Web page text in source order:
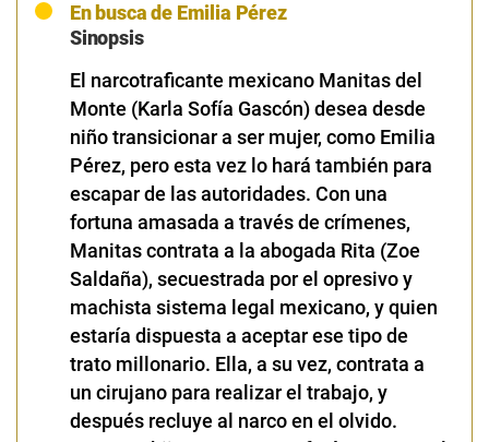
En busca de Emilia Pérez
Sinopsis
El narcotraficante mexicano Manitas del
Monte (Karla Sofía Gascón) desea desde
niño transicionar a ser mujer, como Emilia
Pérez, pero esta vez lo hará también para
escapar de las autoridades. Con una
fortuna amasada a través de crímenes,
Manitas contrata a la abogada Rita (Zoe
Saldaña), secuestrada por el opresivo y
machista sistema legal mexicano, y quien
estaría dispuesta a aceptar ese tipo de
trato millonario. Ella, a su vez, contrata a
un cirujano para realizar el trabajo, y
después recluye al narco en el olvido.